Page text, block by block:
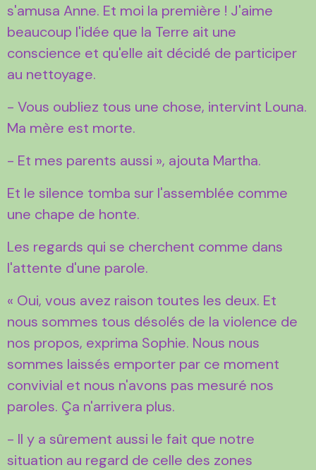
s'amusa Anne. Et moi la première ! J'aime
beaucoup l'idée que la Terre ait une
conscience et qu'elle ait décidé de participer
au nettoyage.
- Vous oubliez tous une chose, intervint Louna.
Ma mère est morte.
- Et mes parents aussi », ajouta Martha.
Et le silence tomba sur l'assemblée comme
une chape de honte.
Les regards qui se cherchent comme dans
l'attente d'une parole.
« Oui, vous avez raison toutes les deux. Et
nous sommes tous désolés de la violence de
nos propos, exprima Sophie. Nous nous
sommes laissés emporter par ce moment
convivial et nous n'avons pas mesuré nos
paroles. Ça n'arrivera plus.
- Il y a sûrement aussi le fait que notre
situation au regard de celle des zones